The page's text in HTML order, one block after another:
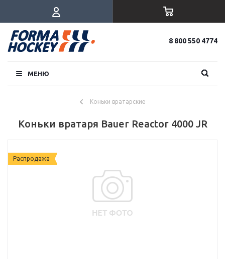
8 800 550 4774
МЕНЮ
Коньки вратарские
Коньки вратаря Bauer Reactor 4000 JR
Распродажа